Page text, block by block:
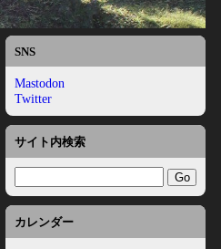
SNS
Mastodon
Twitter
サイト内検索
カレンダー